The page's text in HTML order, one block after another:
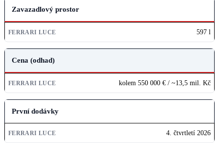
Zavazadlový prostor
597 l
Cena (odhad)
kolem 550 000 € / ~13,5 mil. Kč
První dodávky
4. čtvrtletí 2026